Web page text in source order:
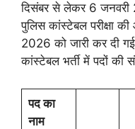
दिसंबर से लेकर 6 जनवरी
पुलिस कांस्टेबल परीक्षा
2026 को जारी कर दी
कांस्टेबल भर्ती में पदों की
पद का
नाम